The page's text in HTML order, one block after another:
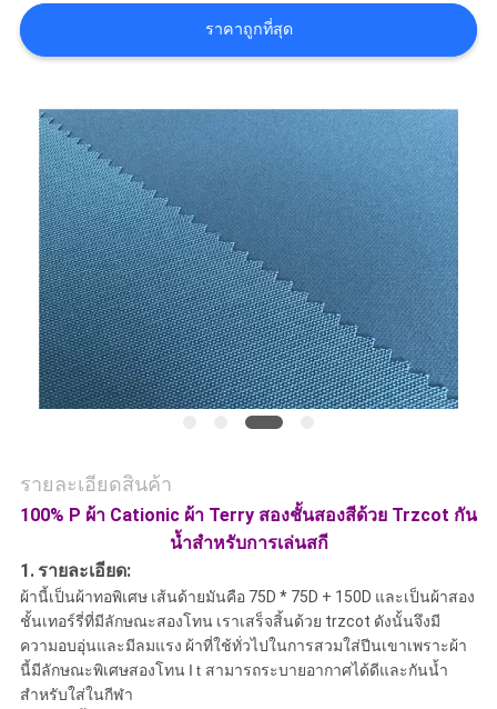
COMPANY
NEWS
แผนผัง
เว็บไซต์
PRIVACY
POLICY
ราคาถูกที่สุด
รายละเอียดสินค้า
100% P ผ้า Cationic ผ้า Terry สองชั้นสองสีด้วย Trzcot กัน
น้ำสำหรับการเล่นสกี
1. รายละเอียด:
ผ้านี้เป็นผ้าทอพิเศษ เส้นด้ายมันคือ75D * 75D + 150D และเป็นผ้าสอง
ชั้นเทอร์รี่ที่มีลักษณะสองโทน เราเสร็จสิ้นด้วย trzcot ดังนั้นจึงมี
ความอบอุ่นและมีลมแรง ผ้าที่ใช้ทั่วไปในการสวมใส่ปีนเขาเพราะผ้า
นี้มีลักษณะพิเศษสองโทน I t สามารถระบายอากาศได้ดีและกันน้ำ
สำหรับใส่ในกีฬา